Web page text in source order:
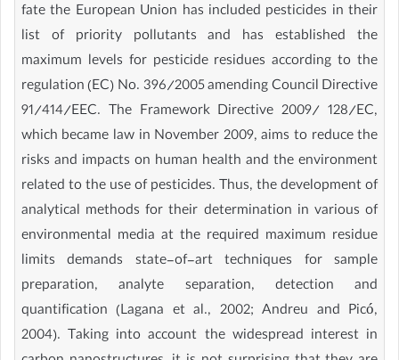
fate the European Union has included pesticides in their
list of priority pollutants and has established the
maximum levels for pesticide residues according to the
regulation (EC) No. 396/2005 amending Council Directive
91/414/EEC. The Framework Directive 2009/ 128/EC,
which became law in November 2009, aims to reduce the
risks and impacts on human health and the environment
related to the use of pesticides. Thus, the development of
analytical methods for their determination in various of
environmental media at the required maximum residue
limits demands state-of-art techniques for sample
preparation, analyte separation, detection and
quantification (Lagana et al., 2002; Andreu and Picó,
2004). Taking into account the widespread interest in